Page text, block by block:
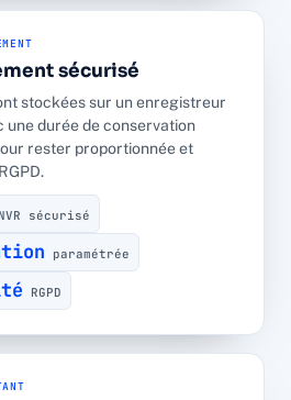
sécurisé
stockées sur un enregistreur
une durée de conservation
rester proportionnée et
sécurisé
paramétrée
RGPD